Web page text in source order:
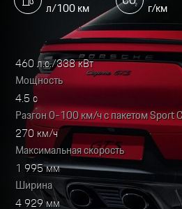
л/100 км
г/км
460 л.с./338 кВт
Мощность
4.5 с
Разгон 0-100 км/ч с пакетом Sport
270 км/ч
Максимальная скорость
1 995 мм
Ширина
4 929 мм